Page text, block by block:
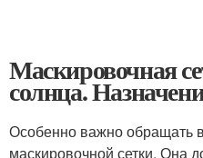
Маскировочная
солнца.
Особенно важно обращать
маскировочной сетки. Она